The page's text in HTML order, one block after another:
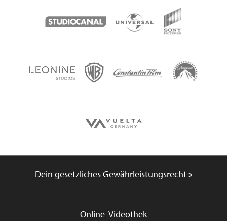
Dein gesetzliches Gewährleistungsrecht »
Online-Videothek